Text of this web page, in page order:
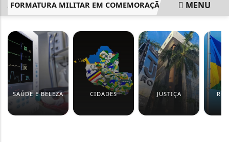
MILITAR EM COMEMORAÇÃO AOS 44 ANOS DA
MENU
SAÚDE E BELEZA CIDADES JUSTIÇA